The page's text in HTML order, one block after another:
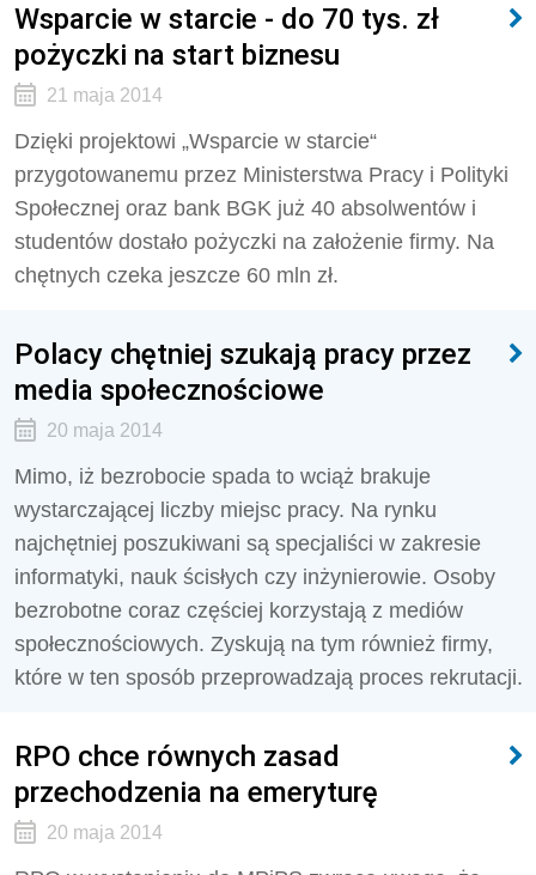
Wsparcie w starcie - do 70 tys. zł
pożyczki na start biznesu
21 maja 2014
Dzięki projektowi „Wsparcie w starcie“
przygotowanemu przez Ministerstwa Pracy i Polityki
Społecznej oraz bank BGK już 40 absolwentów i
studentów dostało pożyczki na założenie firmy. Na
chętnych czeka jeszcze 60 mln zł.
Polacy chętniej szukają pracy przez
media społecznościowe
20 maja 2014
Mimo, iż bezrobocie spada to wciąż brakuje
wystarczającej liczby miejsc pracy. Na rynku
najchętniej poszukiwani są specjaliści w zakresie
informatyki, nauk ścisłych czy inżynierowie. Osoby
bezrobotne coraz częściej korzystają z mediów
społecznościowych. Zyskują na tym również firmy,
które w ten sposób przeprowadzają proces rekrutacji.
RPO chce równych zasad
przechodzenia na emeryturę
20 maja 2014